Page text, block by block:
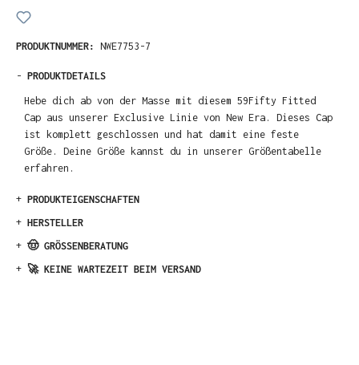
PRODUKTNUMMER: NWE7753-7
- PRODUKTDETAILS
Hebe dich ab von der Masse mit diesem 59Fifty Fitted
Cap aus unserer Exclusive Linie von New Era. Dieses Cap
ist komplett geschlossen und hat damit eine feste
Größe. Deine Größe kannst du in unserer Größentabelle
erfahren.
+ PRODUKTEIGENSCHAFTEN
+ HERSTELLER
+ 🤠 GRÖSSENBERATUNG
+ 🚀 KEINE WARTEZEIT BEIM VERSAND